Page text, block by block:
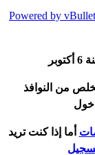
6 أكتوبر
من النوافذ
ما إذا كنت تريد